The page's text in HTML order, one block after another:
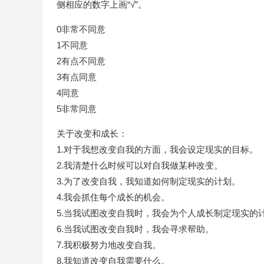
侧相应的数字上画“√”。
0非常不同意
1不同意
2有点不同意
3有点同意
4同意
5非常同意
关于改变和成长：
1.对于我想改变自我的方面，我会设定现实的目标。
2.我清楚什么时候可以对自我做某种改变。
3.为了改变自我，我知道如何制定现实的计划。
4.我会抓住每个成长的机会。
5.当我试图改变自我时，我会为个人成长制定现实的
6.当我试图改变自我时，我会寻求帮助。
7.我积极努力地改变自我。
8.我知道改变自我需要什么。